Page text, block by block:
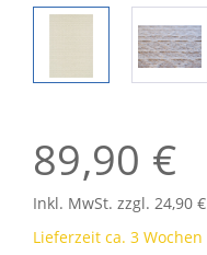
89,90 €
Inkl. MwSt. zzgl. 24,90 €
Lieferzeit ca. 3 Wochen